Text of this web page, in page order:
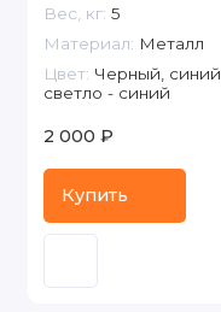
Вес, кг: 5
Материал: Металл
Цвет: Черный, синий,
светло - синий
2 000 ₽
Купить